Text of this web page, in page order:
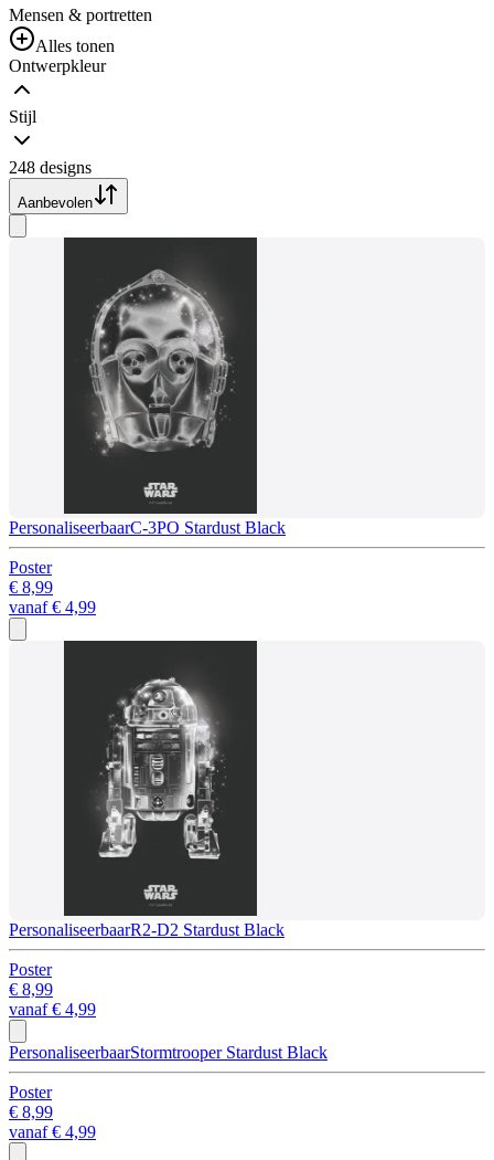
Mensen & portretten
Alles tonen
Ontwerpkleur
Stijl
248 designs
Aanbevolen
PersonaliseerbaarC-3PO Stardust Black
Poster
€ 8,99
vanaf€ 4,99
PersonaliseerbaarR2-D2 Stardust Black
Poster
€ 8,99
vanaf€ 4,99
PersonaliseerbaarStormtrooper Stardust Black
Poster
€ 8,99
vanaf€ 4,99